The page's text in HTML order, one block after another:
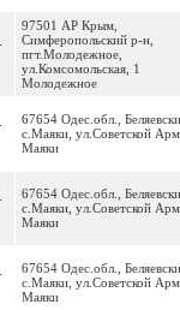
97501 АР Крым,
Симферопольский р-н,
пгт.Молодежное,
ул.Комсомольская, 1
Молодежное
67654 Одес.обл.,
с.Маяки, ул.Советской
Маяки
67654 Одес.обл.,
с.Маяки, ул.Советской
Маяки
67654 Одес.обл.,
с.Маяки, ул.Советской
Маяки